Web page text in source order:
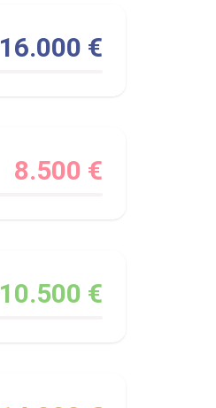
16.000 €
8.500 €
10.500 €